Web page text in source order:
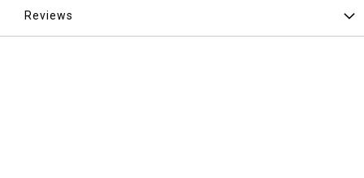
Reviews